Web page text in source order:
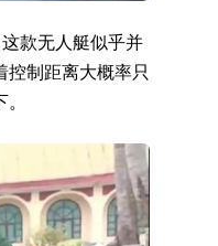
款无人艇似乎并
制距离大概率只